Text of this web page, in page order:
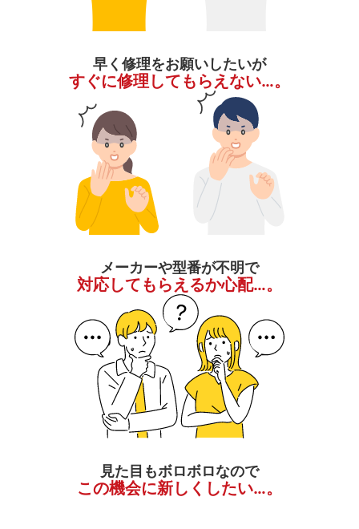
早く修理をお願いしたいが
すぐに修理してもらえない…。
メーカーや型番が不明で
対応してもらえるか心配…。
見た目もボロボロなので
この機会に新しくしたい…。